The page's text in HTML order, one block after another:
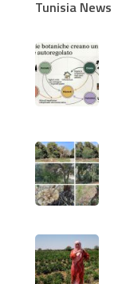
Tunisia News